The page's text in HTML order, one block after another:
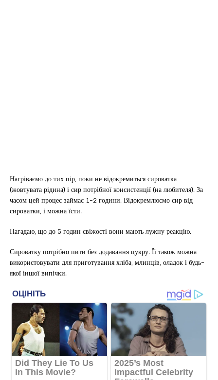
Нагріваємо до тих пір, поки не відокремиться сироватка
(жовтувата рідина) і сир потрібної консистенції (на любителя). За
часом цей процес займає 1-2 години. Відокремлюємо сир від
сироватки, і можна їсти.
Нагадаю, що до 5 годин свіжості вони мають лужну реакцію.
Сироватку потрібно пити без додавання цукру. Її також можна
використовувати для приготування хліба, млинців, оладок і будь-
якої іншої випічки.